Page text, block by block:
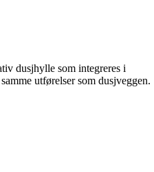
dusjhylle som integreres i
utførelser som dusjveggen.